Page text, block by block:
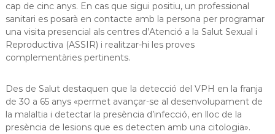
cap de cinc anys. En cas que sigui positiu, un professional
sanitari es posarà en contacte amb la persona per programar
una visita presencial als centres d’Atenció a la Salut Sexual i
Reproductiva (ASSIR) i realitzar-hi les proves
complementàries pertinents.
Des de Salut destaquen que la detecció del VPH en la franja
de 30 a 65 anys «permet avançar-se al desenvolupament de
la malaltia i detectar la presència d’infecció, en lloc de la
presència de lesions que es detecten amb una citologia».